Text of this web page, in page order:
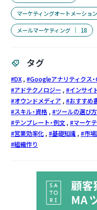
マーケティングオートメーション
メールマーケティング 18
タグ
DX Googleアナリティクス
アドテクノロジー
インサイ
オウンドメディア
おすすめ
スキル・資格
ツールの選び方
テンプレート・例文
マーケ
営業効率化
基礎知識 市
組織作り